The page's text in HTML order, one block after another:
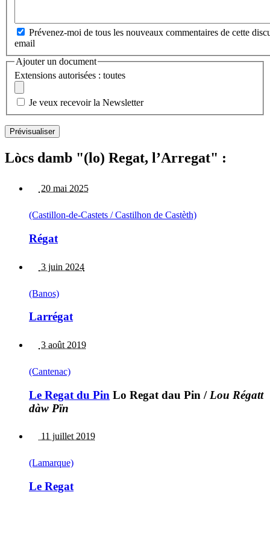
Prévenez-moi de tous les nouveaux commentaires de cette
email
Ajouter un document
Extensions autorisées : toutes
Je veux recevoir la Newsletter
Lòcs damb "(lo) Regat, l’Arregat" :
20 mai 2025
(Castillon-de-Castets / Castilhon de Castèth)
Régat
3 juin 2024
(Banos)
Larrégat
3 août 2019
(Cantenac)
Le Regat du Pin Lo Regat dau Pin / Lou Régatt
dàw Pïn
11 juillet 2019
(Lamarque)
Le Regat